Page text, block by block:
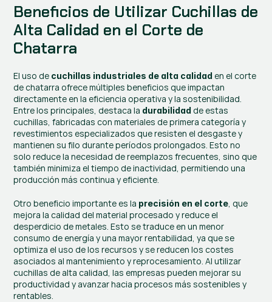
Beneficios de Utilizar Cuchillas de
Alta Calidad en el Corte de
Chatarra
El uso de cuchillas industriales de alta calidad en el corte
de chatarra ofrece múltiples beneficios que impactan
directamente en la eficiencia operativa y la sostenibilidad.
Entre los principales, destaca la durabilidad de estas
cuchillas, fabricadas con materiales de primera categoría y
revestimientos especializados que resisten el desgaste y
mantienen su filo durante períodos prolongados. Esto no
solo reduce la necesidad de reemplazos frecuentes, sino que
también minimiza el tiempo de inactividad, permitiendo una
producción más continua y eficiente.
Otro beneficio importante es la precisión en el corte, que
mejora la calidad del material procesado y reduce el
desperdicio de metales. Esto se traduce en un menor
consumo de energía y una mayor rentabilidad, ya que se
optimiza el uso de los recursos y se reducen los costes
asociados al mantenimiento y reprocesamiento. Al utilizar
cuchillas de alta calidad, las empresas pueden mejorar su
productividad y avanzar hacia procesos más sostenibles y
rentables.